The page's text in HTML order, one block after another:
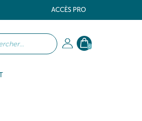
ACCÈS PRO
0